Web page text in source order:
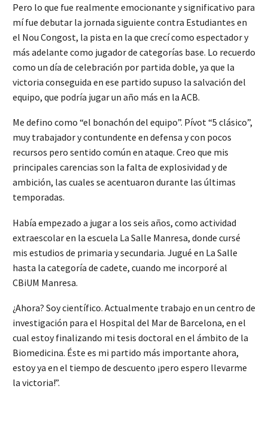
Pero lo que fue realmente emocionante y significativo para
mí fue debutar la jornada siguiente contra Estudiantes en
el Nou Congost, la pista en la que crecí como espectador y
más adelante como jugador de categorías base. Lo recuerdo
como un día de celebración por partida doble, ya que la
victoria conseguida en ese partido supuso la salvación del
equipo, que podría jugar un año más en la ACB.
Me defino como “el bonachón del equipo”. Pívot “5 clásico”,
muy trabajador y contundente en defensa y con pocos
recursos pero sentido común en ataque. Creo que mis
principales carencias son la falta de explosividad y de
ambición, las cuales se acentuaron durante las últimas
temporadas.
Había empezado a jugar a los seis años, como actividad
extraescolar en la escuela La Salle Manresa, donde cursé
mis estudios de primaria y secundaria. Jugué en La Salle
hasta la categoría de cadete, cuando me incorporé al
CBiUM Manresa.
¿Ahora? Soy científico. Actualmente trabajo en un centro de
investigación para el Hospital del Mar de Barcelona, en el
cual estoy finalizando mi tesis doctoral en el ámbito de la
Biomedicina. Éste es mi partido más importante ahora,
estoy ya en el tiempo de descuento ¡pero espero llevarme
la victoria!”.